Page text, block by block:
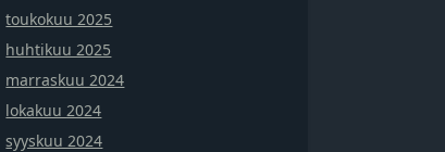
toukokuu 2025
huhtikuu 2025
marraskuu 2024
lokakuu 2024
syyskuu 2024